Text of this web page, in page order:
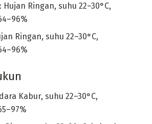
Ringan, suhu 22–30°C,
Ringan, suhu 22–30°C,
Kabur, suhu 22–30°C,